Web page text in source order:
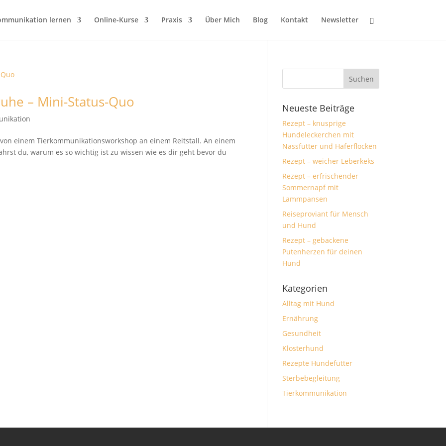
lernen Online-Kurse Praxis Über Mich Blog Kontakt Newsletter
– Mini-Status-Quo
einem Tierkommunikationsworkshop an einem Reitstall. An einem
du, warum es so wichtig ist zu wissen wie es dir geht bevor du
Neueste Beiträge
Rezept – knusprige
Hundeleckerchen mit
Nassfutter und Haferflocken
Rezept – weicher Leberkeks
Rezept – erfrischender
Sommernapf mit
Lammpansen
Reiseproviant für Mensch
und Hund
Rezept – gebackene
Putenherzen für deinen
Hund
Kategorien
Alltag mit Hund
Ernährung
Gesundheit
Klosterhund
Rezepte Hundefutter
Sterbebegleitung
Tierkommunikation